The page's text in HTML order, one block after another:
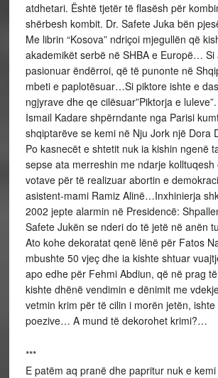
atdhetari. Është tjetër të flasësh për
shërbesh kombit. Dr. Safete Juka bën
Me librin “Kosova” ndriçoi mjegullën që
akademikët serbë në SHBA e Europë… Si
pasionuar ëndërroi, që të punonte në
mbeti e paplotësuar…Si piktore ishte e
ngjyrave dhe qe cilësuar”Piktorja e luleve”.
Ismail Kadare shpërndante nga Parisi
shqiptarëve se kemi në Nju Jork një Dora
Po kasnecët e shtetit nuk ia kishin ngenë
sepse ata merreshin me ndarje kolltuqesh
votave për të realizuar abortin e
asistent-mami Ramiz Alinë…Inxhinierja
2002 jepte alarmin në Presidencë:
Safete Jukën se nderi do të jetë në anën
Ato kohe dekoratat qenë lënë për Fatos
mbushte 50 vjeç dhe ia kishte shtuar
apo edhe për Fehmi Abdiun, që në prag
kishte dhënë vendimin e dënimit me
vetmin krim për të cilin i morën jetën, ishte
poezive… A mund të dekorohet krimi?…
***
E patëm aq pranë dhe papritur nuk e